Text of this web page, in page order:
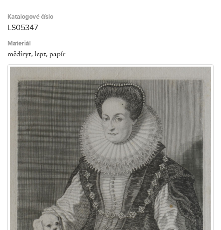
Katalogové číslo
LS05347
Materiál
mědiryt, lept, papír